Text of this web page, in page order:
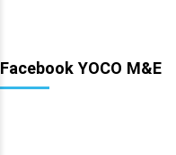
Facebook YOCO M&E